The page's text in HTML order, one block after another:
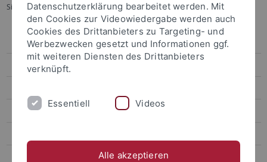
Sie sind hier: Startseite ... Master (PO 2021)
Personen und Kontakte
Lehre & Studienorganisation
Informationen und Formulare
Modulhandbücher und Veranstaltungsverzeichnisse
Datenschutzerklärung bearbeitet werden. Mit
den Cookies zur Videowiedergabe werden auch
Cookies des Drittanbieters zu Targeting- und
Werbezwecken gesetzt und Informationen ggf.
mit weiteren Diensten des Drittanbieters
verknüpft.
Essentiell Videos
Alle akzeptieren